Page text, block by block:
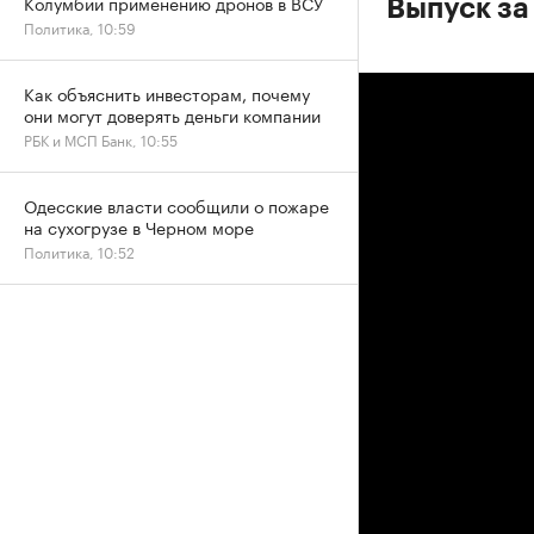
Выпуск
Политика, 10:59
Как объяснить инвесторам, почему
они могут доверять деньги компании
РБК и МСП Банк, 10:55
Одесские власти сообщили о пожаре
на сухогрузе в Черном море
Политика, 10:52